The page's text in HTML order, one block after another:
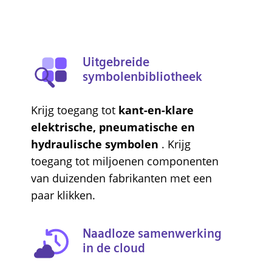
Uitgebreide
symbolenbibliotheek
Krijg toegang tot kant-en-klare
elektrische, pneumatische en
hydraulische symbolen . Krijg
toegang tot miljoenen componenten
van duizenden fabrikanten met een
paar klikken.
Naadloze samenwerking
in de cloud